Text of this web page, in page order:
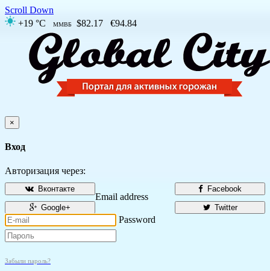
Scroll Down
+19 °C
ММВБ $82.17 €94.84
×
Вход
Авторизация через:
Facebook
Вконтакте
Twitter
Google+
Email address
Password
Забыли пароль?